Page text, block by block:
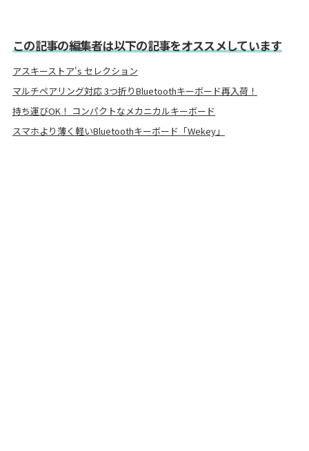
この記事の編集者は以下の記事をオススメしています
アスキーストア's セレクション
マルチペアリング対応 3つ折りBluetoothキーボード再入荷！
持ち運びOK！ コンパクトなメカニカルキーボード
スマホより薄く軽いBluetoothキーボード「Wekey」